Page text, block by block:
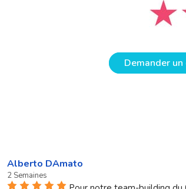
Demander un
Alberto DAmato
2 Semaines